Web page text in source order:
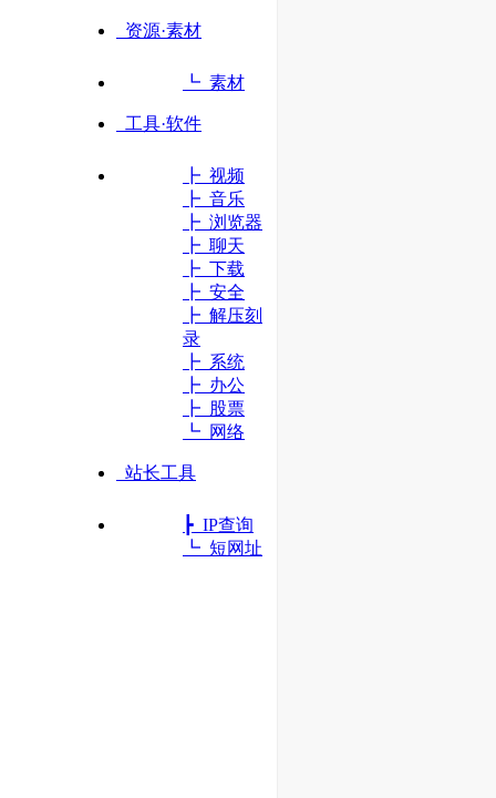
资源·素材
┗ 素材
工具·软件
┣ 视频
┣ 音乐
┣ 浏览器
┣ 聊天
┣ 下载
┣ 安全
┣ 解压刻
录
┣ 系统
┣ 办公
┣ 股票
┗ 网络
站长工具
┣ IP查询
┗ 短网址